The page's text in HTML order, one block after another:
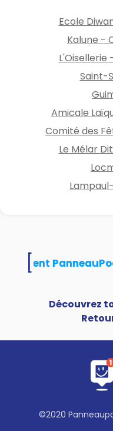
Ecole
Kalune -
Saint-
Amicale
Comité des
Le Mélar
Découvrez
©2020